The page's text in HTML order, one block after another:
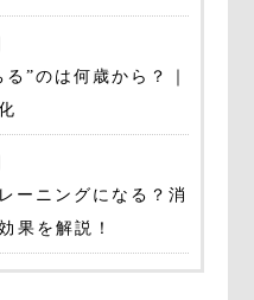
”のは何歳から？｜
ーニングになる？消
果を解説！